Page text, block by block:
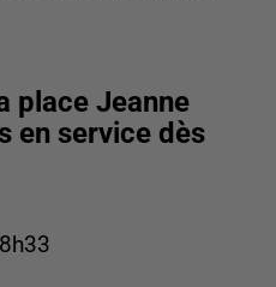
place Jeanne
en service dès